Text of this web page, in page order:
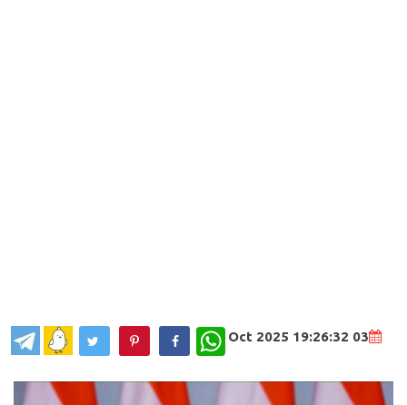
03 Oct 2025 19:26:32
WhatsApp